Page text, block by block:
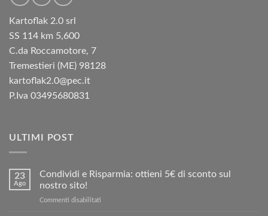
Kartoflak 2.0 srl
SS 114 km 5,600
C.da Roccamotore, 7
Tremestieri (ME) 98128
kartoflak2.0@pec.it
P.Iva 03495680831
ULTIMI POST
23
Ago
Condividi e Risparmia: ottieni 5€ di sconto sul
nostro sito!
Commenti disabilitati